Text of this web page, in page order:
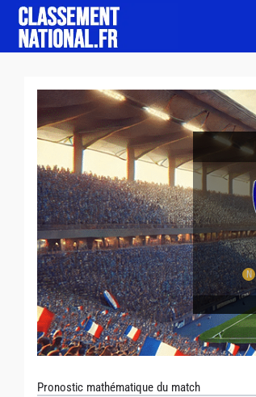
N
Pronostic mathématique du match